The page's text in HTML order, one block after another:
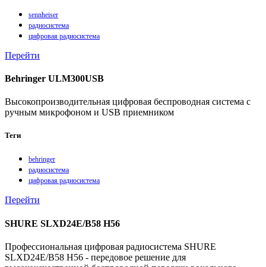
sennheiser
радиосистема
цифровая радиосистема
Перейти
Behringer ULM300USB
Высокопроизводительная цифровая беспроводная система с
ручным микрофоном и USB приемником
Теги
behringer
радиосистема
цифровая радиосистема
Перейти
SHURE SLXD24E/B58 H56
Профессиональная цифровая радиосистема SHURE
SLXD24E/B58 H56 - передовое решение для